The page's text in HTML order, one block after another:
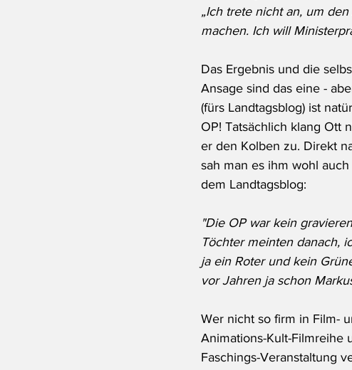
„Ich trete nicht an, um
machen. Ich will
Das Ergebnis und die
Ansage sind das eine -
(fürs Landtagsblog) ist
OP! Tatsächlich klang Ott
er den Kolben zu. Direkt
sah man es ihm wohl
dem Landtagsblog:
"Die OP war kein
Töchter meinten danach,
ja ein Roter und kein
vor Jahren ja schon
Wer nicht so firm in Film-
Animations-Kult-Filmreihe
Faschings-Veranstaltung